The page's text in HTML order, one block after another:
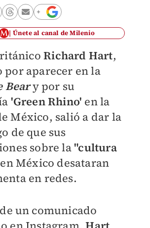
Únete al canal de Milenio
Richard Hart,
por aparecer en la
Beary por su
'Green Rhino' en la
México, salió a dar la
de que sus
sobre la"cultura
en México desataran
en redes.
un comunicado